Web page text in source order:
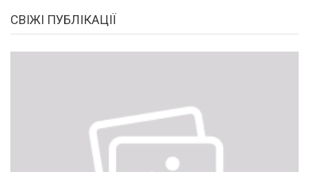
СВІЖІ ПУБЛІКАЦІЇ